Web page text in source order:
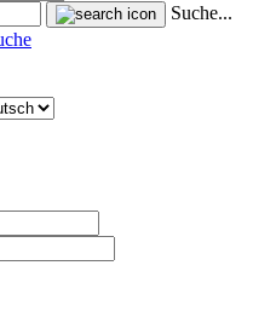
Suche...